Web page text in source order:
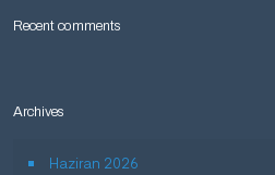
Recent comments
Archives
Haziran 2026